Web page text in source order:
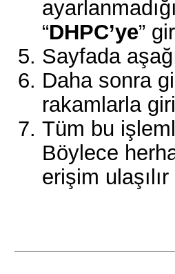
“DHPC’ye”
Sayfada
Daha sonra
rakamlarla
Tüm bu
Böylece
erişim